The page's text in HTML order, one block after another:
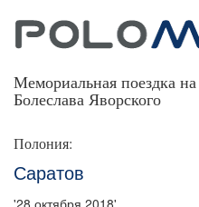
Мемориальная поездка
Болеслава Яворского
Полония:
Саратов
'28 октября 2018'